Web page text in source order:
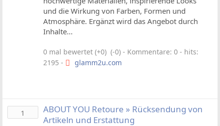
und die Wirkung von Farben, Formen und
Atmosphäre. Ergänzt wird das Angebot durch
Inhalte...
0 mal bewertet (+0) (-0)- Kommentare: 0 - hits:
2195 -
glamm2u.com
1
ABOUT YOU Retoure » Rücksendung von
Artikeln und Erstattung